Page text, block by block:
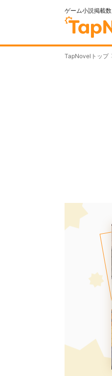
ゲーム小説掲載数
TapNovelトップ